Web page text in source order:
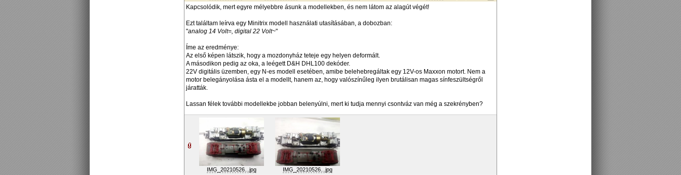
Kapcsolódik, mert egyre mélyebbre ásunk a modellekben, és nem látom az alagút végét!
Ezt találtam leírva egy Minitrix modell használati utasításában, a dobozban:
"analog 14 Volt=, digital 22 Volt~"
Íme az eredménye:
Az első képen látszik, hogy a mozdonyház teteje egy helyen deformált.
A másodikon pedig az oka, a leégett D&H DHL100 dekóder.
22V digitális üzemben, egy N-es modell esetében, amibe belehebregáltak egy 12V-os Maxxon motort. Nem a
motor belegányolása ásta el a modellt, hanem az, hogy valószínűleg ilyen brutálisan magas sínfeszültségről
járatták.
Lassan félek további modellekbe jobban belenyúlni, mert ki tudja mennyi csontváz van még a szekrényben?
IMG_20210526...jpg IMG_20210526...jpg